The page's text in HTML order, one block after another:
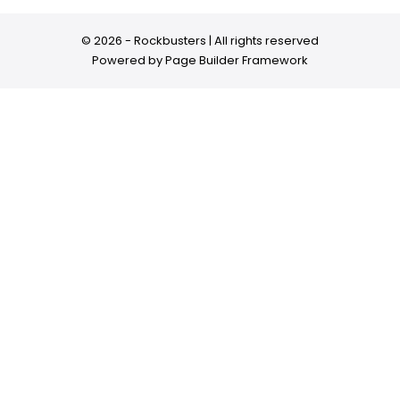
© 2026 - Rockbusters | All rights reserved
Powered byPage Builder Framework